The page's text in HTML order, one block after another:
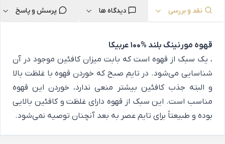
نقد و بررسی دیدگاه ها پرسش و پاسخ
قهوه مورنینگ بلند %100 عربیکا
، یک سبک از قهوه است که بابت میزان کافئین موجود در آن
شناسایی می‌شود. در تایم صبح که خوردن قهوه با غلظت بالا
و البته جذب کافئین بیشتر منعی ندارد، خوردن این قهوه
مناسب است. این سبک از قهوه دارای غلظت و کافئین بالایی
بوده و طبیعتاً برای تایم عصر به بعد آنچنان توصیه نمی‌شود.